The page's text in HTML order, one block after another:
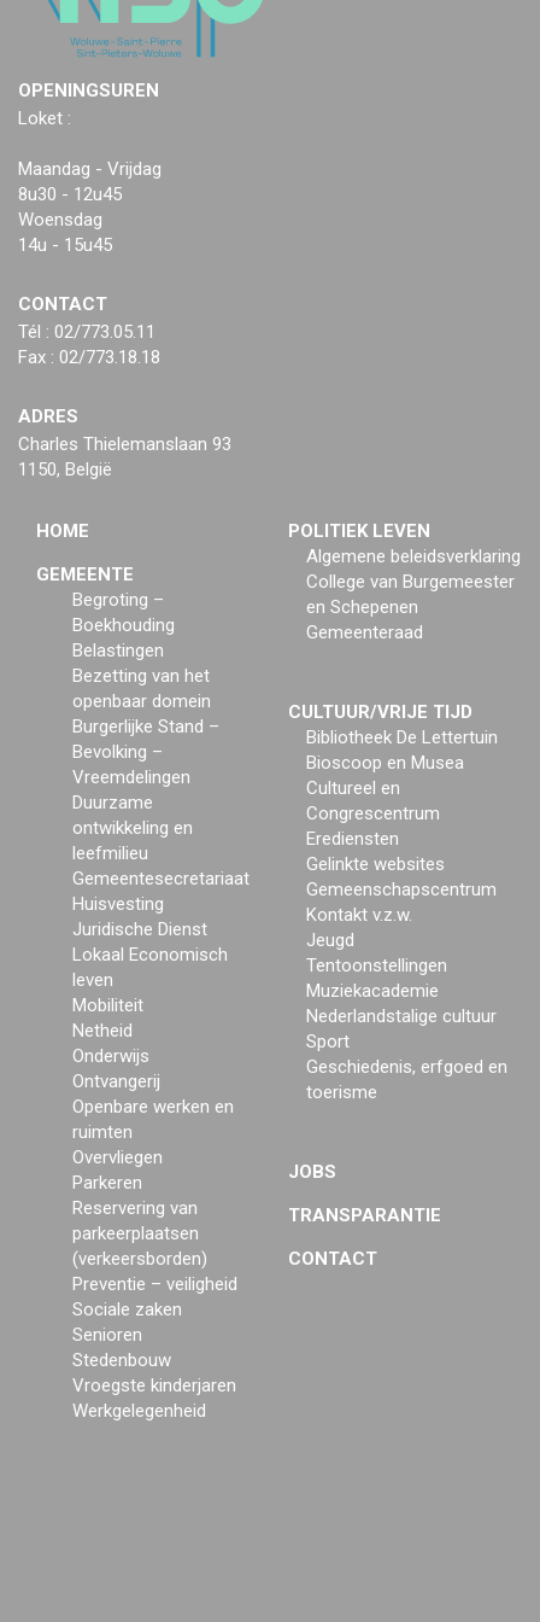
OPENINGSUREN
Loket :
Maandag - Vrijdag
8u30 - 12u45
Woensdag
14u - 15u45
CONTACT
Tél : 02/773.05.11
Fax : 02/773.18.18
ADRES
Charles Thielemanslaan 93
1150, België
HOME
GEMEENTE
Begroting –
Boekhouding
Belastingen
Bezetting van het
openbaar domein
Burgerlijke Stand –
Bevolking –
Vreemdelingen
Duurzame
ontwikkeling en
leefmilieu
Gemeentesecretariaat
Huisvesting
Juridische Dienst
Lokaal Economisch
leven
Mobiliteit
Netheid
Onderwijs
Ontvangerij
Openbare werken en
ruimten
Overvliegen
Parkeren
Reservering van
parkeerplaatsen
(verkeersborden)
Preventie – veiligheid
Sociale zaken
Senioren
Stedenbouw
Vroegste kinderjaren
Werkgelegenheid
POLITIEK LEVEN
Algemene beleidsverklaring
College van Burgemeester
en Schepenen
Gemeenteraad
CULTUUR/VRIJE TIJD
Bibliotheek De Lettertuin
Bioscoop en Musea
Cultureel en
Congrescentrum
Erediensten
Gelinkte websites
Gemeenschapscentrum
Kontakt v.z.w.
Jeugd
Tentoonstellingen
Muziekacademie
Nederlandstalige cultuur
Sport
Geschiedenis, erfgoed en
toerisme
JOBS
TRANSPARANTIE
CONTACT